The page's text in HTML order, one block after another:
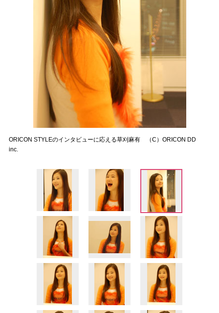
ORICON STYLEのインタビューに応える草刈麻有 （C）ORICON DD
inc.